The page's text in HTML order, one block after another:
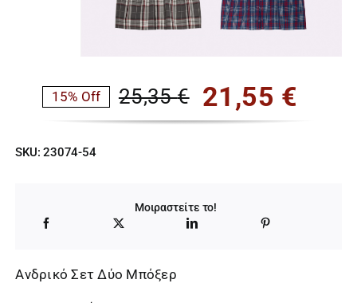
25,35€
Original
25,35 €.
21,55 €
Η
είναι:
21,55 €.
15% Off
SKU:23074-54
Μοιραστείτε το!
Ανδρικό Σετ Δύο Μπόξερ